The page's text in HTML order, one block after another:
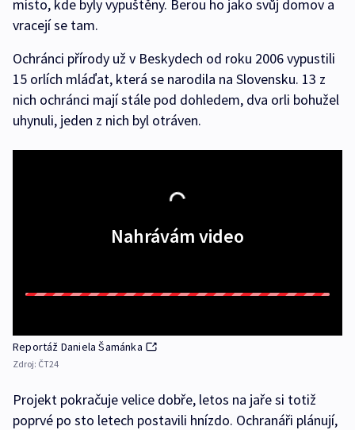
místo, kde byly vypuštěny. Berou ho jako svůj domov a
vracejí se tam.
Ochránci přírody už v Beskydech od roku 2006 vypustili
15 orlích mláďat, která se narodila na Slovensku. 13 z
nich ochránci mají stále pod dohledem, dva orli bohužel
uhynuli, jeden z nich byl otráven.
Nahrávám video
Reportáž Daniela Šamánka
Zdroj: ČT24
Projekt pokračuje velice dobře, letos na jaře si totiž
poprvé po sto letech postavili hnízdo. Ochranáři plánují,